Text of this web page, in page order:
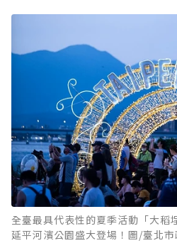
全臺最具代表性的夏季活動「大稻
延平河濱公園盛大登場！圖/臺北市